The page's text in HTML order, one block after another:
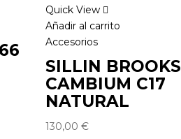
Quick View
Añadir al carrito
Accesorios
SILLIN BROOKS
CAMBIUM C17
NATURAL
130,00€